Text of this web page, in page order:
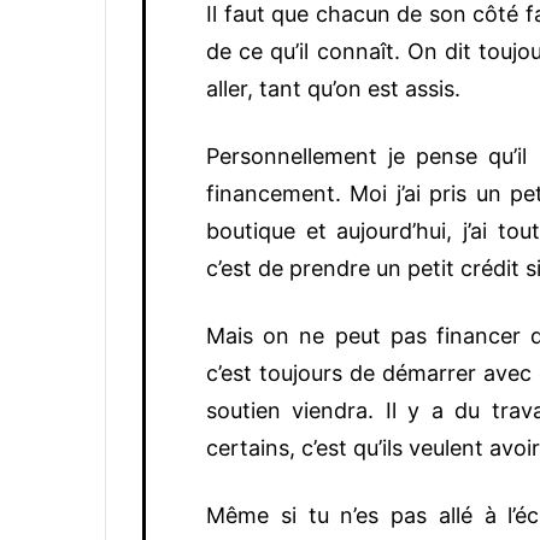
Il faut que chacun de son côté
de ce qu’il connaît. On dit
aller, tant qu’on est assis.
Personnellement je pense
financement. Moi j’ai pris un
boutique et aujourd’hui, j’ai
c’est de prendre un petit crédit
Mais on ne peut pas financer
c’est toujours de démarrer
soutien viendra. Il y a du
certains, c’est qu’ils veulent
Même si tu n’es pas allé à